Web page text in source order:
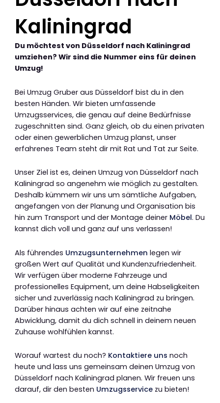
Kaliningrad
Du möchtest von Düsseldorf nach Kaliningrad
umziehen? Wir sind die Nummer eins für deinen
Umzug!
Bei Umzug Gruber aus Düsseldorf bist du in den
besten Händen. Wir bieten umfassende
Umzugsservices, die genau auf deine Bedürfnisse
zugeschnitten sind. Ganz gleich, ob du einen privaten
oder einen gewerblichen Umzug planst, unser
erfahrenes Team steht dir mit Rat und Tat zur Seite.
Unser Ziel ist es, deinen Umzug von Düsseldorf nach
Kaliningrad so angenehm wie möglich zu gestalten.
Deshalb kümmern wir uns um sämtliche Aufgaben,
angefangen von der Planung und Organisation bis
hin zum Transport und der Montage deiner Möbel. Du
kannst dich voll und ganz auf uns verlassen!
Als führendes Umzugsunternehmen legen wir
großen Wert auf Qualität und Kundenzufriedenheit.
Wir verfügen über moderne Fahrzeuge und
professionelles Equipment, um deine Habseligkeiten
sicher und zuverlässig nach Kaliningrad zu bringen.
Darüber hinaus achten wir auf eine zeitnahe
Abwicklung, damit du dich schnell in deinem neuen
Zuhause wohlfühlen kannst.
Worauf wartest du noch? Kontaktiere uns noch
heute und lass uns gemeinsam deinen Umzug von
Düsseldorf nach Kaliningrad planen. Wir freuen uns
darauf, dir den besten Umzugsservice zu bieten!